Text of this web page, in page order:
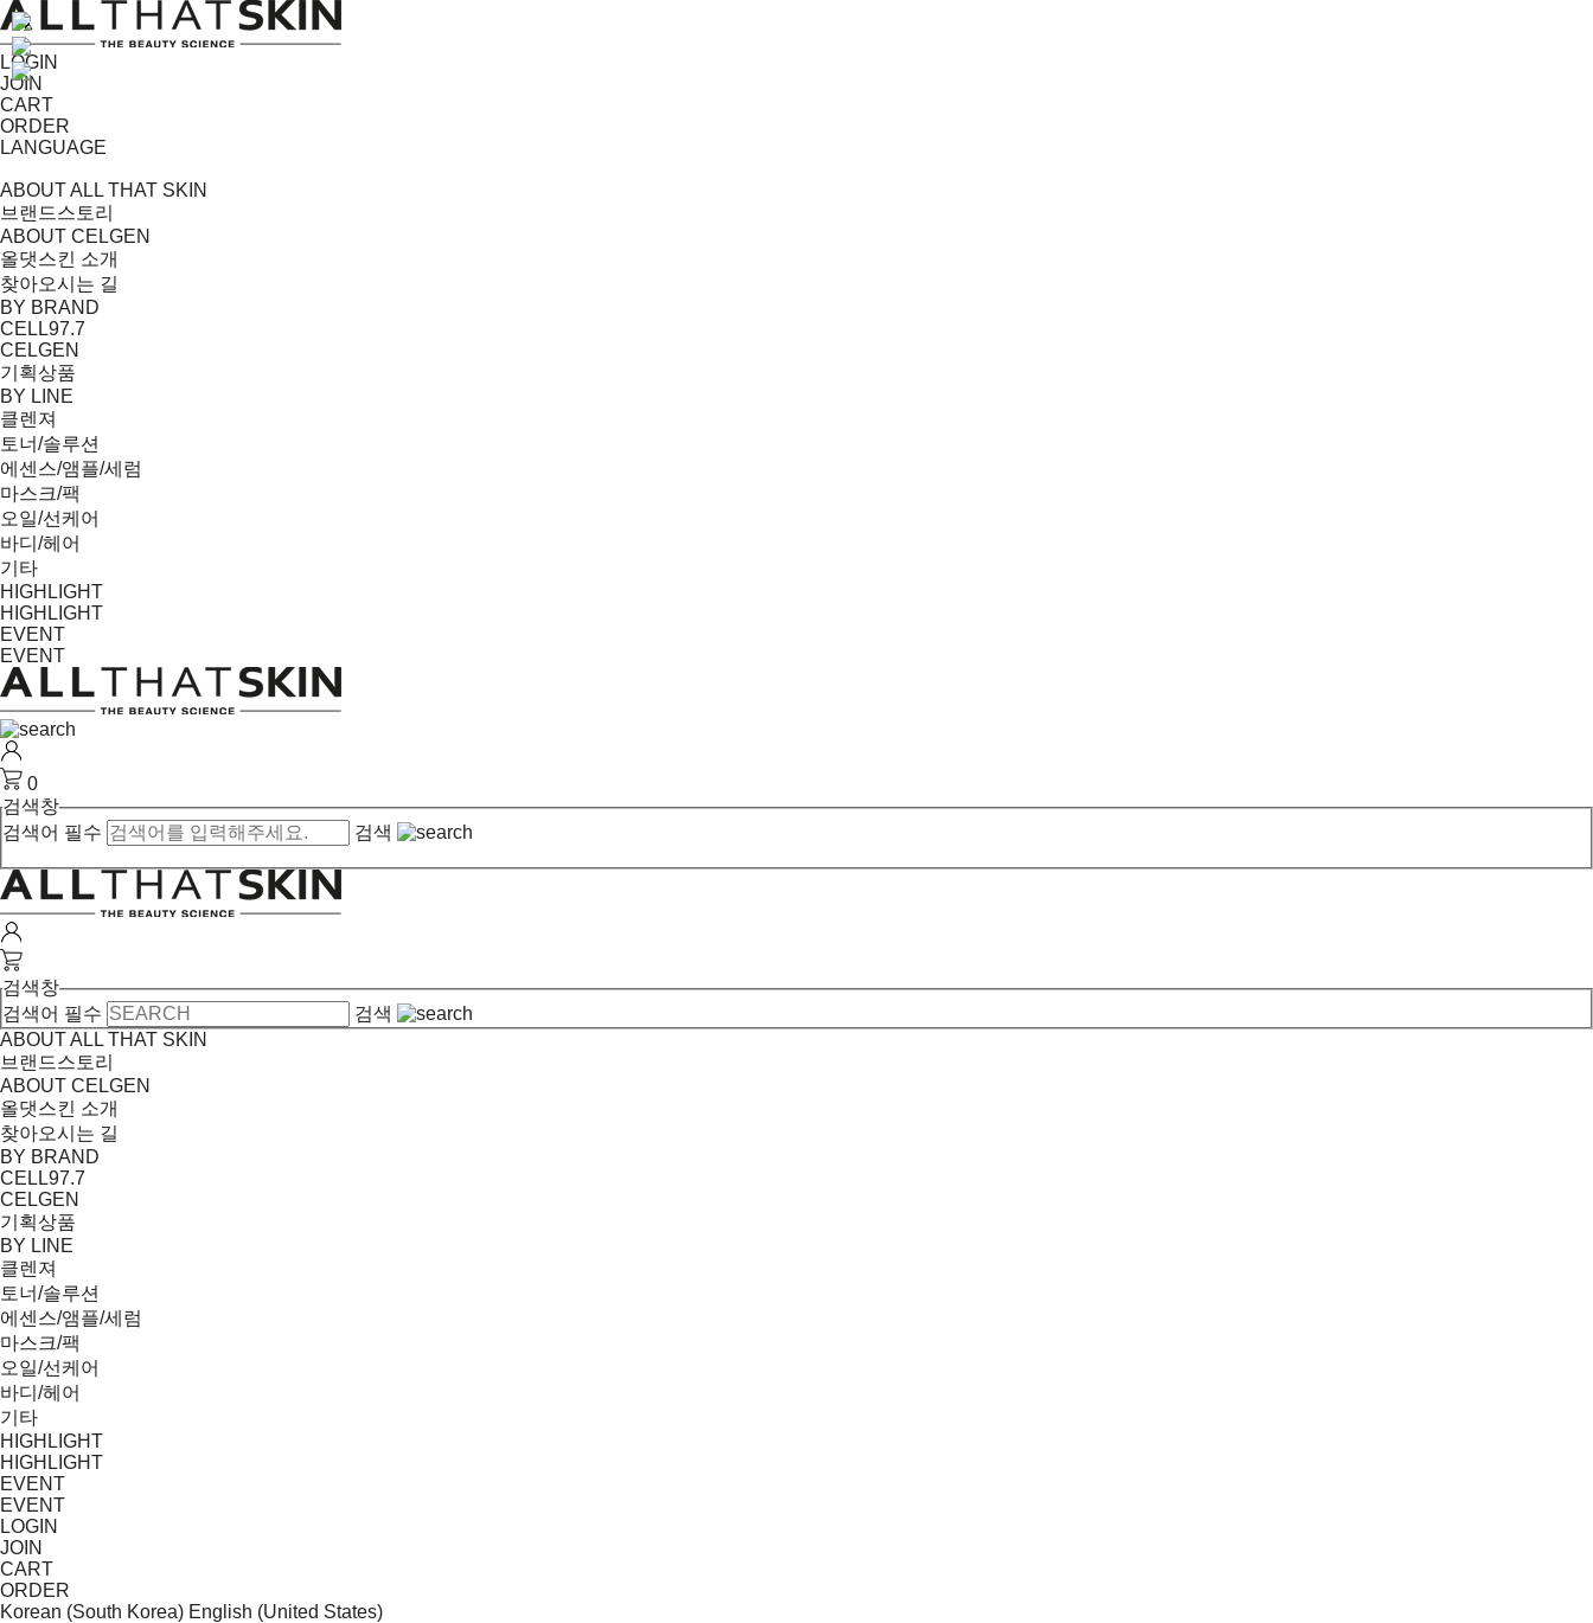
LOGIN
JOIN
CART
ORDER
LANGUAGE
ABOUT ALL THAT SKIN
브랜드스토리
ABOUT CELGEN
올댓스킨 소개
찾아오시는 길
BY BRAND
CELL97.7
CELGEN
기획상품
BY LINE
클렌져
토너/솔루션
에센스/앰플/세럼
마스크/팩
오일/선케어
바디/헤어
기타
HIGHLIGHT
HIGHLIGHT
EVENT
EVENT
0
검색창
검색어 필수
검색
검색창
검색어 필수
검색
ABOUT ALL THAT SKIN
브랜드스토리
ABOUT CELGEN
올댓스킨 소개
찾아오시는 길
BY BRAND
CELL97.7
CELGEN
기획상품
BY LINE
클렌져
토너/솔루션
에센스/앰플/세럼
마스크/팩
오일/선케어
바디/헤어
기타
HIGHLIGHT
HIGHLIGHT
EVENT
EVENT
LOGIN
JOIN
CART
ORDER
Korean (South Korea) English (United States)